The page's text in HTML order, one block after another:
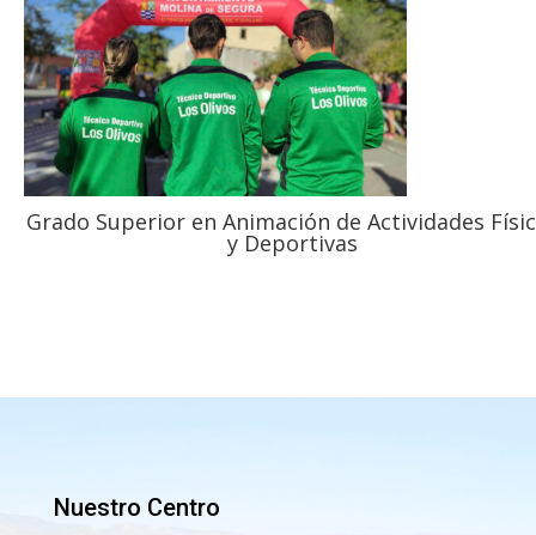
Grado Superior en Animación de Actividades
y Deportivas
Nuestro Centro